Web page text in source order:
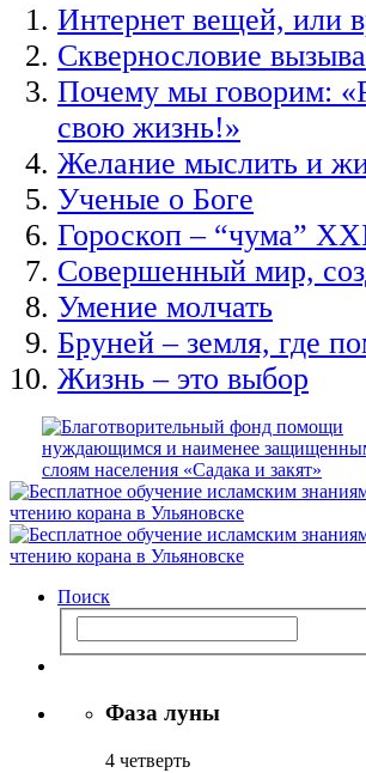
Интернет вещей, или
Сквернословие
Почему мы говорим:
свою жизнь!»
Желание мыслить и
Ученые о Боге
Гороскоп ‒ “чума”
Совершенный мир,
Умение молчать
Бруней – земля, где
Жизнь – это выбор
Поиск
Фаза луны
4 четверть